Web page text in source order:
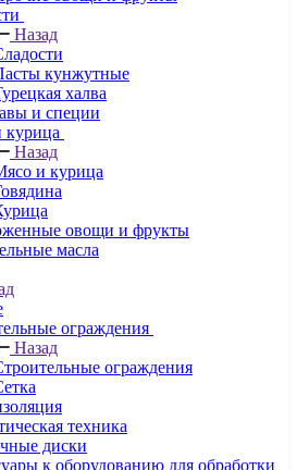
Назад
кунжутные
халва
и специи
Назад
и курица
овощи и фрукты
масла
ограждения
Назад
ограждения
техника
диски
к оборудованию для обработки